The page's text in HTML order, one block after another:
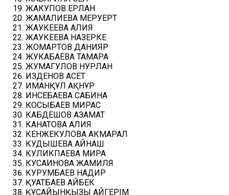
ЖАКУПОВ ЕРЛАН
ЖАМАЛИЕВА МЕРУЕРТ
ЖАУКЕЕВА АЛИЯ
ЖАУКЕЕВА НАЗЕРКЕ
ЖОМАРТОВ ДАНИЯР
ЖУКАБАЕВА ТАМАРА
ЖУМАГУЛОВ НУРЛАН
ИЗДЕНОВ АСЕТ
ИМАНҚҰЛ АҚНҰР
ИНСЕБАЕВА САБИНА
КОСЫБАЕВ МИРАС
КАБДЕШОВ АЗАМАТ
КАНАТОВА АЛИЯ
КЕНЖЕКУЛОВА АКМАРАЛ
КУДЫШЕВА АЙНАШ
КУЛИКПАЕВА МИРА
КУСАИНОВА ЖАМИЛЯ
КУРУМБАЕВ НАДИР
ҚУАТБАЕВ АЙБЕК
ҚҰСАЙЫНҚЫЗЫ АЙГЕРІМ